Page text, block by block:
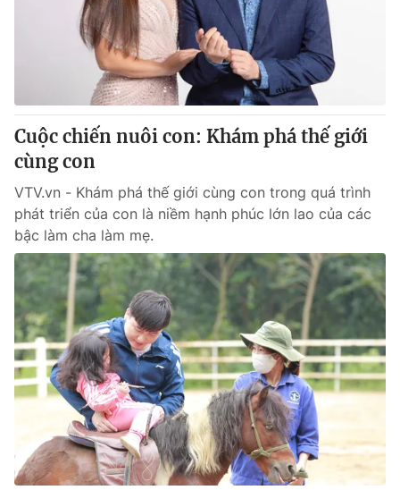
Học trực tuyến
Hitech Công nghệ tương lai
Tư vấn
Giao lưu trực tuyến
Lịch phát sóng
Chuyên mục khác
Emagazine Podcast
Photo
Video Shorts video
VTV Money VTV Thể thao
VTV Sức khoẻ Bất động sản
Thị trường 24h Tấm lòng Việt
Cuộc chiến nuôi con: Khám phá thế giới
cùng con
VTV.vn - Khám phá thế giới cùng con trong quá trình
phát triển của con là niềm hạnh phúc lớn lao của các
bậc làm cha làm mẹ.